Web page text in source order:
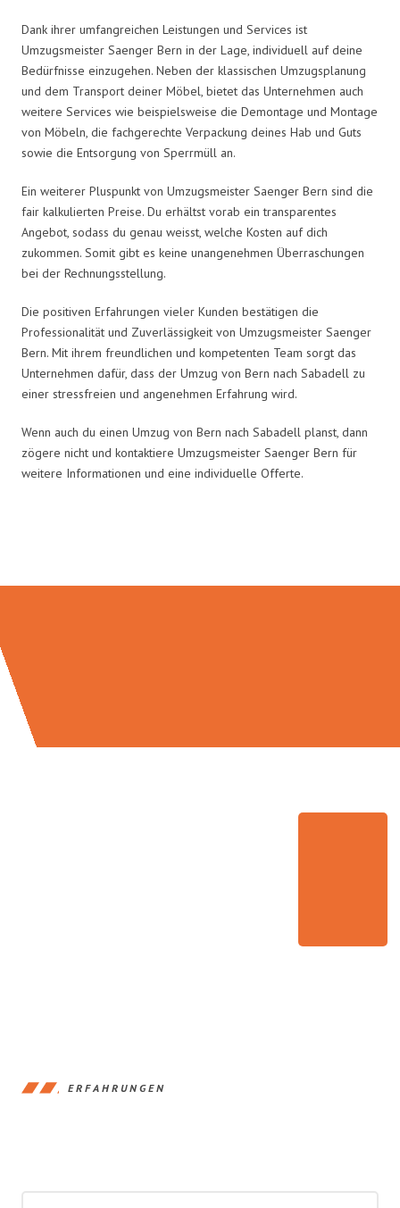
Dank ihrer umfangreichen Leistungen und Services ist
Umzugsmeister Saenger Bern in der Lage, individuell auf deine
Bedürfnisse einzugehen. Neben der klassischen Umzugsplanung
und dem Transport deiner Möbel, bietet das Unternehmen auch
weitere Services wie beispielsweise die Demontage und Montage
von Möbeln, die fachgerechte Verpackung deines Hab und Guts
sowie die Entsorgung von Sperrmüll an.
Ein weiterer Pluspunkt von Umzugsmeister Saenger Bern sind die
fair kalkulierten Preise. Du erhältst vorab ein transparentes
Angebot, sodass du genau weisst, welche Kosten auf dich
zukommen. Somit gibt es keine unangenehmen Überraschungen
bei der Rechnungsstellung.
Die positiven Erfahrungen vieler Kunden bestätigen die
Professionalität und Zuverlässigkeit von Umzugsmeister Saenger
Bern. Mit ihrem freundlichen und kompetenten Team sorgt das
Unternehmen dafür, dass der Umzug von Bern nach Sabadell zu
einer stressfreien und angenehmen Erfahrung wird.
Wenn auch du einen Umzug von Bern nach Sabadell planst, dann
zögere nicht und kontaktiere Umzugsmeister Saenger Bern für
weitere Informationen und eine individuelle Offerte.
ERFAHRUNGEN